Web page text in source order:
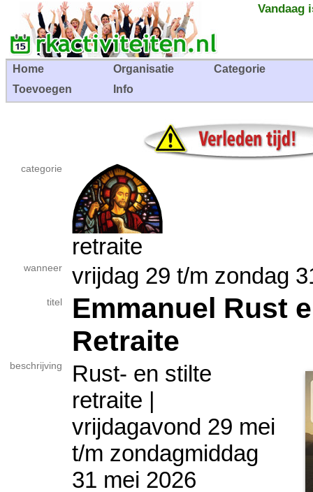
Vandaag
Home Organisatie
Categorie
Toevoegen
Info
categorie
retraite
wanneer vrijdag 29 t/m
titel
Emmanuel Rust
Retraite
beschrijving
Rust- en stilte
retraite |
vrijdagavond 29 mei
t/m zondagmiddag
31 mei 2026